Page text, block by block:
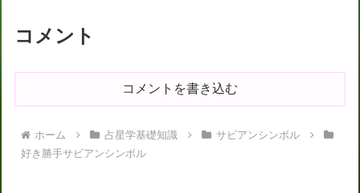
コメント
コメントを書き込む
ホーム 占星学基礎知識
サビアンシンボル
好き勝手サビアンシンボル